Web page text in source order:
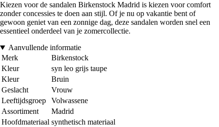
Kiezen voor de sandalen Birkenstock Madrid is kiezen voor comfort
zonder concessies te doen aan stijl. Of je nu op vakantie bent of
gewoon geniet van een zonnige dag, deze sandalen worden snel een
essentieel onderdeel van je zomercollectie.
Aanvullende informatie
Merk
Birkenstock
Kleur
syn leo grijs taupe
Kleur
Bruin
Geslacht
Vrouw
Leeftijdsgroep
Volwassene
Assortiment
Madrid
Hoofdmateriaal synthetisch materiaal